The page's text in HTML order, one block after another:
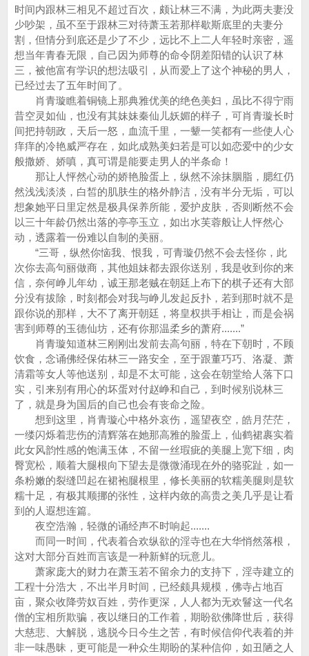
时间内跟林三相见不超过百次，颇让林三不满，为此两夫妻没
少吵架，虽不至于跟林三对待萧玉若那样歇斯底里的夫妻分
割，但情分到底还是少了不少，远比不上二人年轻时亲密，遥
想当年青春无限，自己因为师尊的命令阴差阳错的认识了林
三，被他富有学识的想法吸引，从而爱上了这个神秘的男人，
已经过去了五年时间了。
肖青璇瞧着铜镜上那典雅优美的绝色美妇，虽比不得宁雨
昔空灵如仙，也没有其妹妹秦仙儿妖媚的样子，可肖青璇长时
间把持朝政，天后一怒，血流千里，一颦一笑都有一些使人心
痒痒的冷艳威严存在，如此成熟美妇若是可以如恋爱中的少女
般撒娇、娇嗔，真可谓是能要走男人的半条命！
那让人怦然心动的娇艳脸蛋上，纵然不涂抹胭脂，腮红仍
然浅浅淡淡，白皙的肌肤生的格外静洁，没有半分无垢，可以
想象她平日里定然是极具保养所能，爱护皮肤，否则断然不会
以三十年龄仍然出落的亭亭玉立，如出水芙蓉般让人怦然心
动，透露着一份难以自制的美丽。
“三哥，纵然你恼我、恨我，可青璇仍然不会去怪你，此
次你去高句丽做商，其他姐妹都去跟你送别，我是收到你的来
信，奈何峥儿年幼，诚王那老贼在朝廷上布下的棋子还有大部
分没有拔除，时刻都会对我与峥儿发起反扑，若到那时就不是
跟你说的那样，大不了离开朝廷，将皇权拱手相让，而是会祸
害到师尊的玉德仙坊，还有你那温柔乡的萧府.......”
肖青璇知道林三刚刚出发前去高句丽，特在下朝时，不顾
饮食，念诵佛经保佑林三一路安全，至于跟董巧巧、洛凝、萧
清霜等女人等他送别，却是不太可能，这会在朝堂给人落下口
实，引来别有用心的坏蛋对付赵峥和自己，到时候别说林三
了，就是身为国后的自己也会有丧命之险。
想到这里，肖青璇心中格外哀伤，遥望夜空，皓月茫茫，
一缕闪烁着悲伤的清辉落在她那高雅的脸蛋上，仙鹤裙裹实着
此女风韵性感的饱满玉体，不留一丝瑕疵的美腿上宽下细，肉
臀宽松，顺着大腿根向下望去是微微涌现在外的骆驼趾，如一
条粉嫩的裂缝凹起在裙袍腿根里，修长美丽的软糯美腿则是软
糯十足，有极其顺挪的张性，这样内敛的高贵之美几乎是让看
到的人遐想连篇。
夜空浩瀚，轻微的诵经声不时响起.......
而同一时间，代表着合欢纵欲的淫寺也在大华悄然落根，
这对大部分百姓而言该是一种新鲜的玩意儿。
萧家庞大的财力在萧玉若不留余力的支持下，淫寺建立的
工程十分浩大，不出半月时间，已经颇具规模，佛寺占地百
亩，聚众收降劳奴百姓，劳作更深，人人都为无欢鬙这一代名
僧的宝相所欺骗，夜以继日的工作着，期盼欲佛降世后，获得
大慈悲、大解脱，逃脱今日今生之苦，有时候信仰代表着的并
非一味愚昧，更可能是一种众生期盼的某种信仰，如丑陋之人